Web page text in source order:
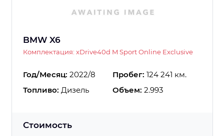
BMW X6
Комплектация: xDrive40d M Sport Online Exclusive
Год/Месяц: 2022/8 Пробег: 124 241 км.
Топливо: Дизель Объем: 2.993
Стоимость